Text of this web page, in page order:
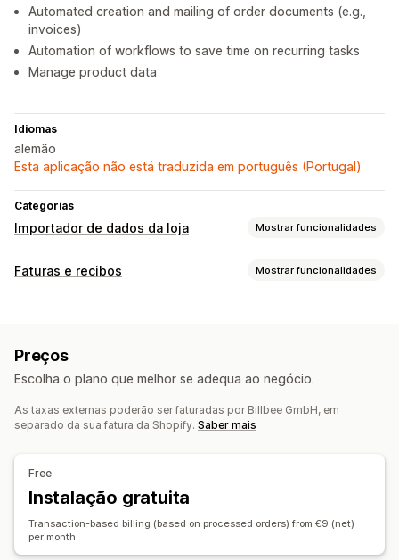
Automated creation and mailing of order documents (e.g.,
invoices)
Automation of workflows to save time on recurring tasks
Manage product data
Idiomas
alemão
Esta aplicação não está traduzida em português (Portugal)
Categorias
Importador de dados da loja Mostrar funcionalidades
Sincronização de dados
Migração de dados
Exportação programada
Inventário Encomendas
Faturas e recibos Mostrar funcionalidades
Etiquetas de envio
Cor e tipo de letra Imagem corporativa Campos
Gestão de ficheiros
Automatização de e-mails
Preços
Escolha o plano que melhor se adequa ao negócio.
As taxas externas poderão ser faturadas por Billbee GmbH, em
separado da sua fatura da Shopify. Saber mais
Free
Instalação gratuita
Transaction-based billing (based on processed orders) from €9 (net)
per month